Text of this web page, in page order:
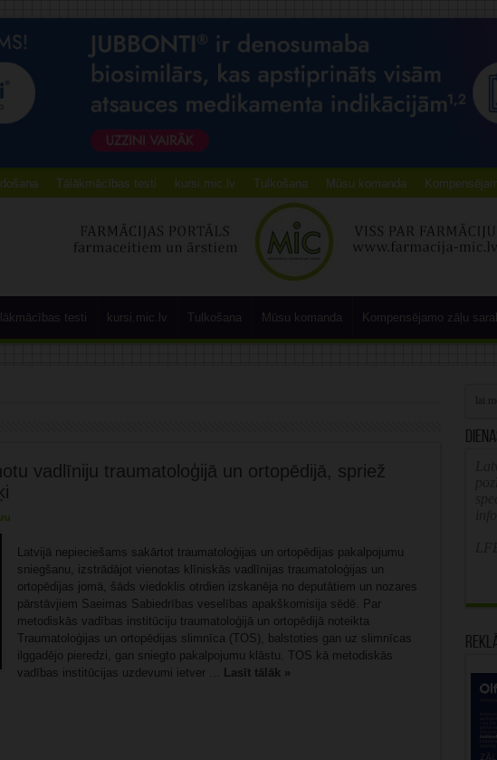
Tālākmācības testi kursi.mic.lv Tulkošana Mūsu komanda
testi kursi.mic.lv Tulkošana Mūsu komanda Kompensējamo zāļu
vadlīniju traumatoloģijā un ortopēdijā, spriež
Latvijā nepieciešams sakārtot traumatoloģijas un ortopēdijas pakalpojumu
sniegšanu, izstrādājot vienotas klīniskās vadlīnijas traumatoloģijas un
ortopēdijas jomā, šāds viedoklis otrdien izskanēja no deputātiem un nozares
pārstāvjiem Saeimas Sabiedrības veselības apakškomisija sēdē. Par
metodiskās vadības institūciju traumatoloģijā un ortopēdijā noteikta
Traumatoloģijas un ortopēdijas slimnīca (TOS), balstoties gan uz slimnīcas
ilggadējo pieredzi, gan sniegto pakalpojumu klāstu. TOS kā metodiskās
vadības institūcijas uzdevumi ietver ... Lasīt tālāk »